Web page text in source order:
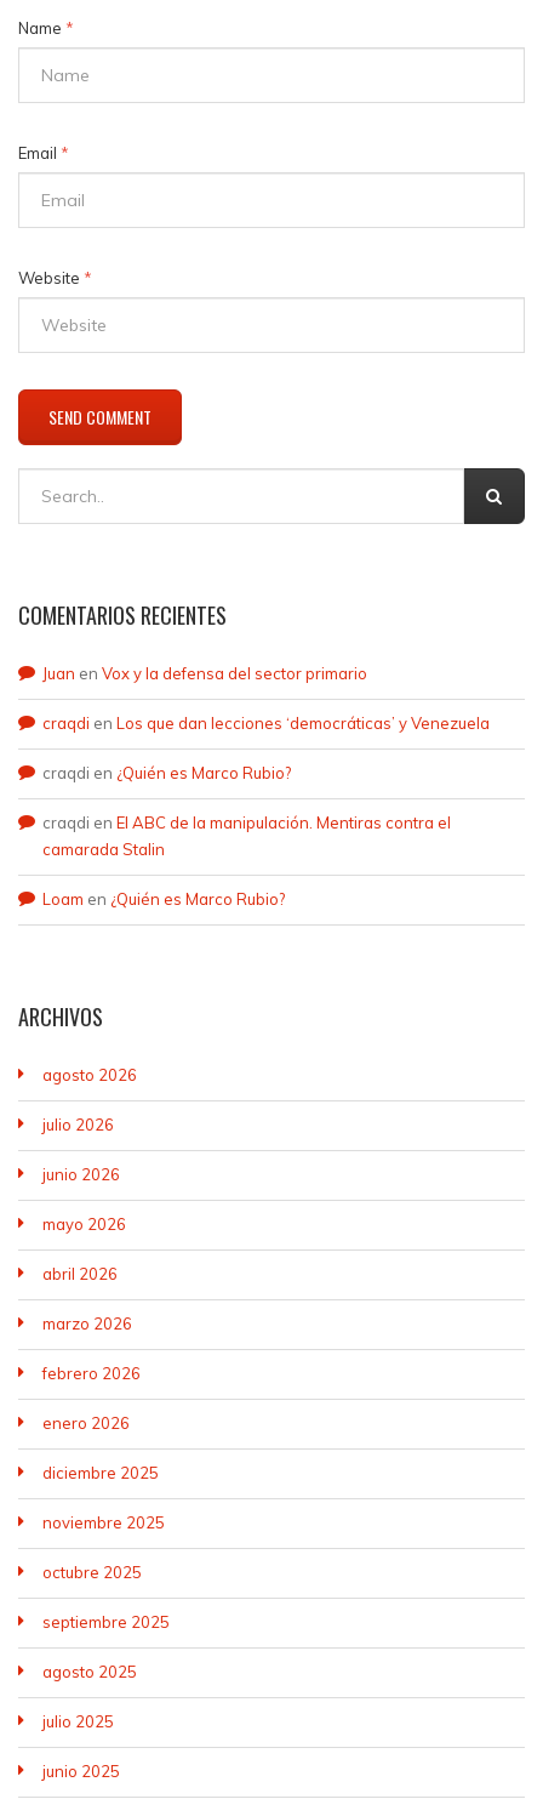
Name *
Email *
Website *
COMENTARIOS RECIENTES
Juan en Vox y la defensa del sector primario
craqdi en Los que dan lecciones ‘democráticas’ y Venezuela
craqdi en ¿Quién es Marco Rubio?
craqdi en El ABC de la manipulación. Mentiras contra el
camarada Stalin
Loam en ¿Quién es Marco Rubio?
ARCHIVOS
agosto 2026
julio 2026
junio 2026
mayo 2026
abril 2026
marzo 2026
febrero 2026
enero 2026
diciembre 2025
noviembre 2025
octubre 2025
septiembre 2025
agosto 2025
julio 2025
junio 2025